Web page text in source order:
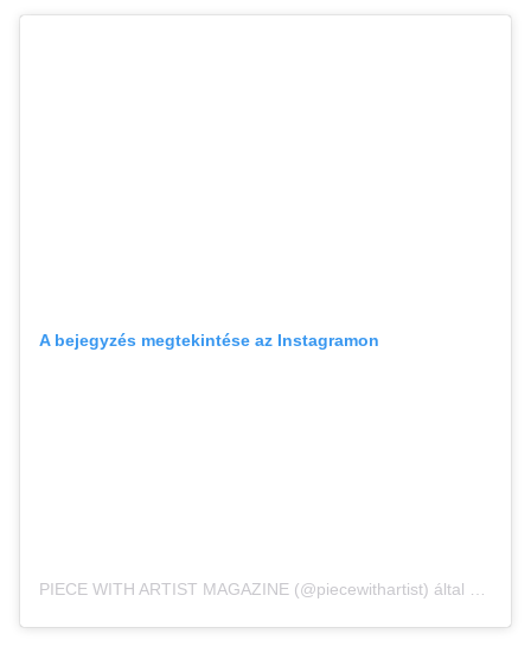
A bejegyzés megtekintése az Instagramon